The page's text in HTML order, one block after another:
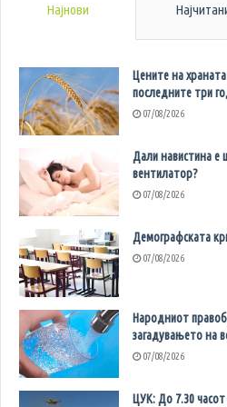
Најнови
Цените на храната
последните три
07/08/2026
Дали навистина е
вентилатор?
07/08/2026
Демографската
07/08/2026
Народниот
загадувањето на
07/08/2026
ЦУК: До 7.30